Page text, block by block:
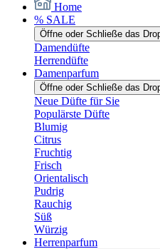
Home
% SALE
Öffne oder Schließe das
Damendüfte
Herrendüfte
Damenparfum
Öffne oder Schließe das
Neue Düfte für Sie
Populärste Düfte
Blumig
Citrus
Fruchtig
Frisch
Orientalisch
Pudrig
Rauchig
Süß
Würzig
Herrenparfum